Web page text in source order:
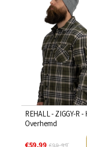
REHALL - ZIGGY-R -
Overhemd
€59,99 €99,99